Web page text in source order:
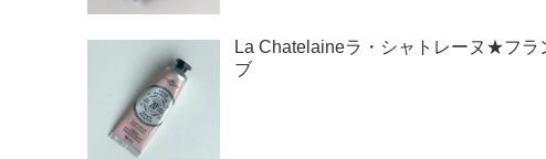
La Chatelaineラ・シャトレーヌ★フラ
ブ